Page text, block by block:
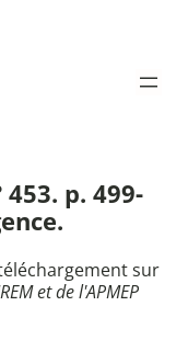
p. 499-
sur
et de l'APMEP